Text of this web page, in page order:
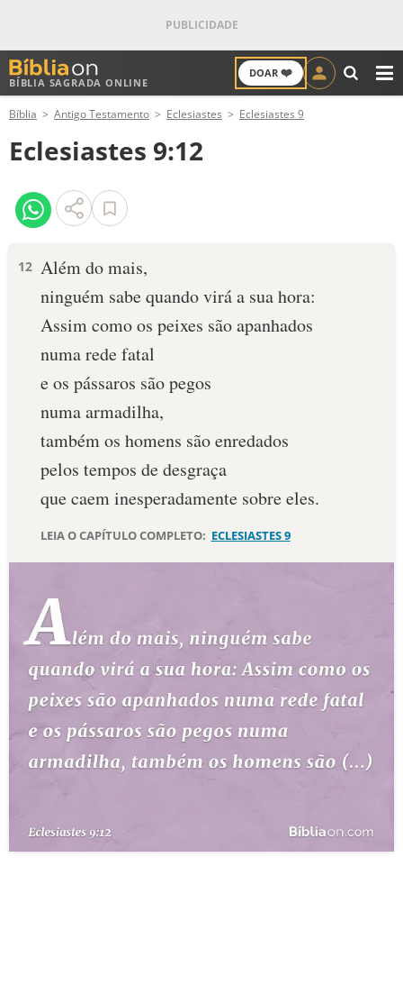
BÍBLIA SAGRADA ONLINE
DOAR ❤️
ANTIGO TESTAMENTO
NOVO TESTAMENTO
VERSÍCULOS
PALAVRA DO DIA
SALMO DO DIA
DEVOCIONAL DIÁRIO
10 MANDAMENTOS
ESTUDOS BÍBLICOS
ESBOÇOS DE PREGAÇÃO
PERGUNTE À BÍBLIA
TERMO BÍBLICO JOGOS
QUEM SOMOS
LOJA BÍBLIAON
Bíblia Antigo Testamento Eclesiastes Eclesiastes 9
Eclesiastes 9:12
12 Além do mais,
ninguém sabe quando virá a sua hora:
Assim como os peixes são apanhados
numa rede fatal
e os pássaros são pegos
numa armadilha,
também os homens são enredados
pelos tempos de desgraça
que caem inesperadamente sobre eles.
LEIA O CAPÍTULO COMPLETO: ECLESIASTES 9